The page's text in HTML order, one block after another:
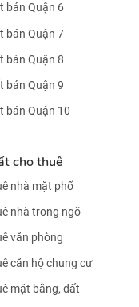
bán Quận 6
bán Quận 7
bán Quận 8
bán Quận 9
bán Quận 10
cho thuê
nhà mặt phố
nhà trong ngõ
văn phòng
căn hộ chung cư
mặt bằng, đất